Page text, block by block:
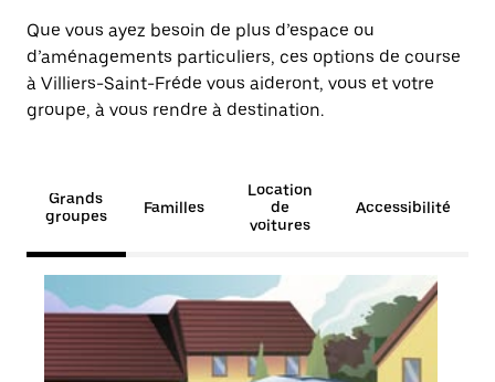
Que vous ayez besoin de plus d’espace ou
d’aménagements particuliers, ces options de course
à Villiers-Saint-Fréde vous aideront, vous et votre
groupe, à vous rendre à destination.
Grands
groupes
Familles
Location
de
voitures
Accessibilité